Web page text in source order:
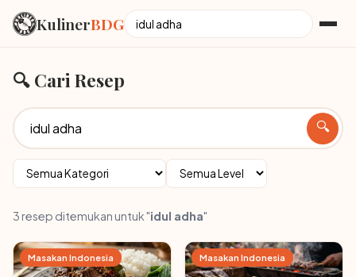
KulinerBDG
🔍 Cari Resep
🔍
3 resep ditemukan untuk "idul adha"
Masakan Indonesia Masakan Indonesia